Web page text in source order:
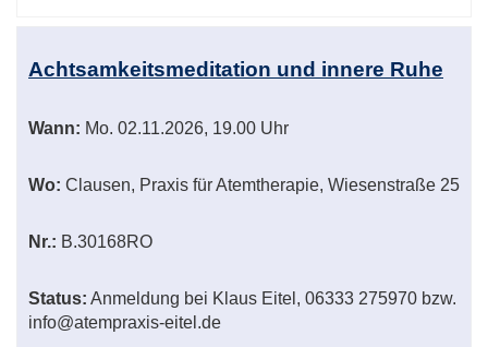
Achtsamkeitsmeditation und innere Ruhe
Wann: Mo. 02.11.2026, 19.00 Uhr
Wo: Clausen, Praxis für Atemtherapie, Wiesenstraße 25
Nr.: B.30168RO
Status: Anmeldung bei Klaus Eitel, 06333 275970 bzw.
info@atempraxis-eitel.de